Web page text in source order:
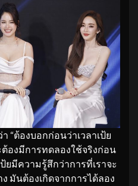
“ต้องบอกก่อนว่าเวลาเป้ย
ต้องมีการทดลองใช้จริงก่อน
ยมีความรู้สึกว่าการที่เราจะ
มันต้องเกิดจากการได้ลอง